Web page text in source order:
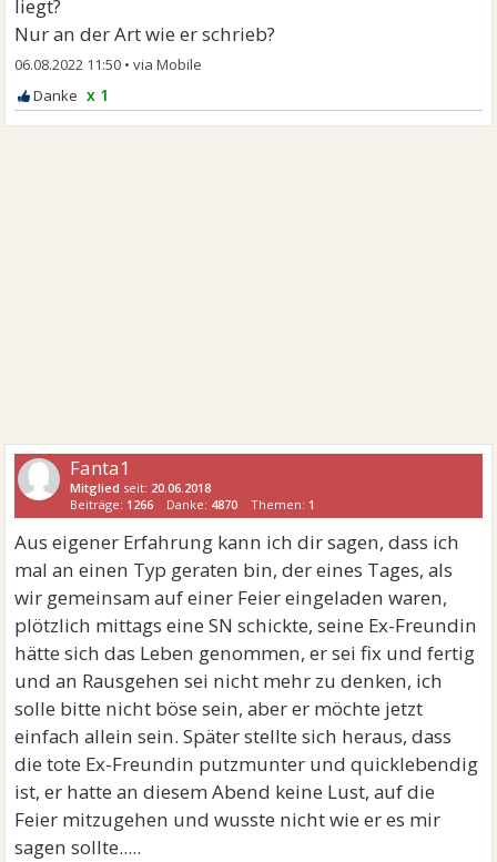
liegt?
Nur an der Art wie er schrieb?
06.08.2022 11:50 •
x 1
Fanta1
Mitglied seit: 20.06.2018
Beiträge: 1266 Danke: 4870 Themen: 1
Aus eigener Erfahrung kann ich dir sagen, dass ich
mal an einen Typ geraten bin, der eines Tages, als
wir gemeinsam auf einer Feier eingeladen waren,
plötzlich mittags eine SN schickte, seine Ex-Freundin
hätte sich das Leben genommen, er sei fix und fertig
und an Rausgehen sei nicht mehr zu denken, ich
solle bitte nicht böse sein, aber er möchte jetzt
einfach allein sein. Später stellte sich heraus, dass
die tote Ex-Freundin putzmunter und quicklebendig
ist, er hatte an diesem Abend keine Lust, auf die
Feier mitzugehen und wusste nicht wie er es mir
sagen sollte.....